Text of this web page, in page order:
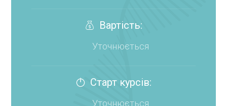
Вартість:
Уточнюється
Cтарт курсів:
Уточнюється